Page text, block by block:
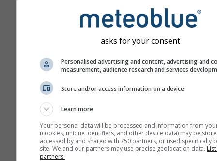
asks for your consent
Personalised advertising and content, advertising and
measurement, audience research and services
Store and/or access information on a device
Learn more
Your personal data will be processed and information from
(cookies, unique identifiers, and other device data) may be
accessed by and shared with 750 partners, or used specifically
site. We and our partners may use precise geolocation data.
partners.